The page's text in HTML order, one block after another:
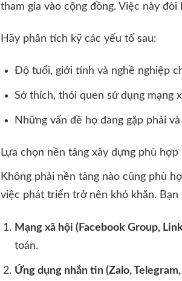
tham gia vào cộng đồng. Việc này
Hãy phân tích kỹ các yếu tố sau:
Độ tuổi, giới tính và nghề nghiệp
Sở thích, thói quen sử dụng mạng
Những vấn đề họ đang gặp phải
Lựa chọn nền tảng xây dựng phù hợp
Không phải nền tảng nào cũng phù
việc phát triển trở nên khó khăn.
Mạng xã hội (Facebook Group,
toán.
Ứng dụng nhắn tin (Zalo,